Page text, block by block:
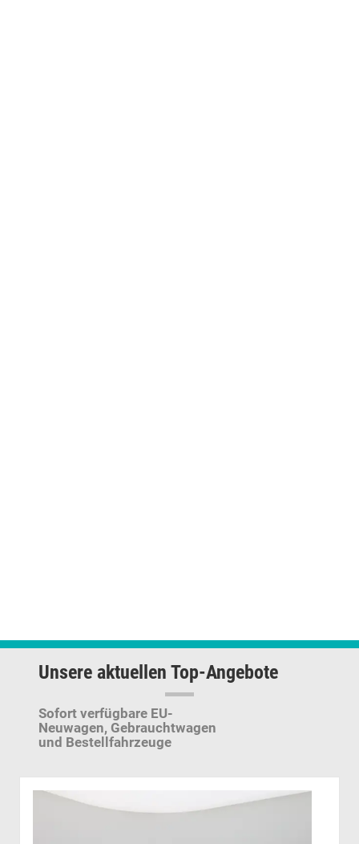
Unsere aktuellen Top-Angebote
Sofort verfügbare EU-
Neuwagen, Gebrauchtwagen
und Bestellfahrzeuge